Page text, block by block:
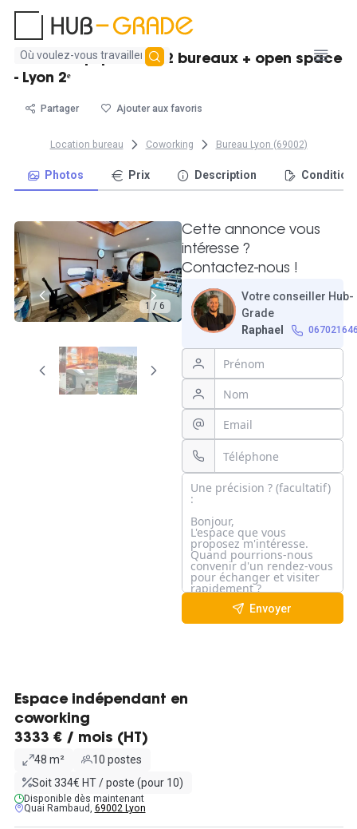
Aucun
résultat
trouvé
Bureau équipé 48m² 2 bureaux + open space
- Lyon 2ᵉ
Partager Ajouter aux favoris
Location bureau Coworking Bureau Lyon (69002)
Photos Prix Description
1 / 6
Cette annonce vous
intéresse ?
Contactez-nous !
Votre conseiller Hub-
Grade
Raphael
Envoyer
Espace indépendant en
coworking
3333 € / mois (HT)
48 m²
10 postes
Soit 334€ HT / poste (pour 10)
Disponible dès maintenant
Quai Rambaud, 69002 Lyon